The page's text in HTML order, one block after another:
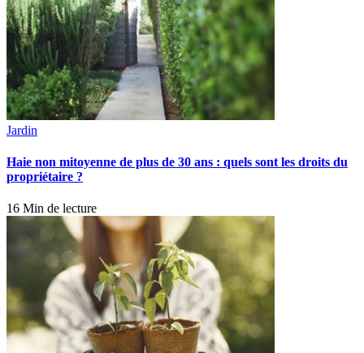
Jardin
Haie non mitoyenne de plus de 30 ans : quels sont les droits du
propriétaire ?
16 Min de lecture